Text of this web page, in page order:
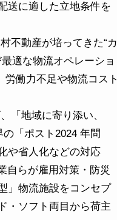
送に適した立地条件を
不動産が培ってきた“カ
適な物流オペレーショ
働力不足や物流コスト
「地域に寄り添い、
「ポスト2024 年問
や省人化などの対応
自らが雇用対策・防災
」物流施設をコンセプ
・ソフト両目から荷主